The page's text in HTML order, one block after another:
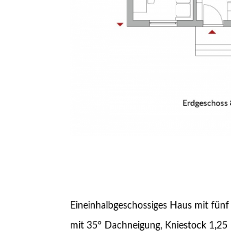
Eineinhalbgeschossiges Haus mit
mit 35° Dachneigung, Kniestock